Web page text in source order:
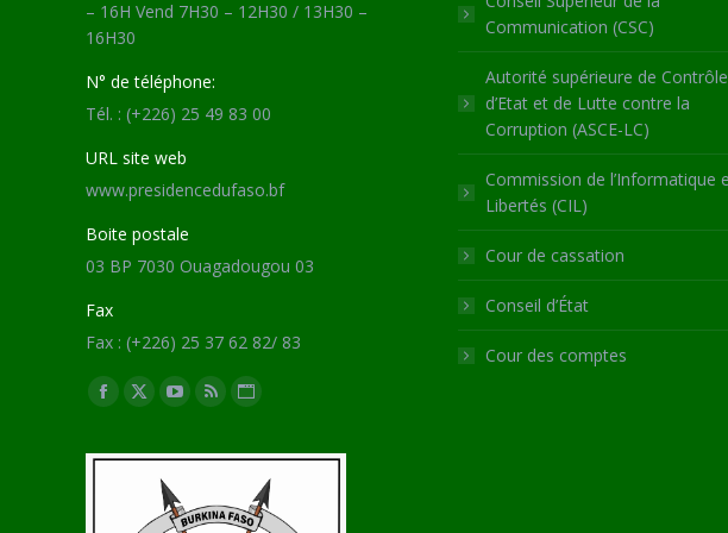
– 16H Vend 7H30 – 12H30 / 13H30 –
16H30
N° de téléphone:
Tél. : (+226) 25 49 83 00
URL site web
www.presidencedufaso.bf
Boite postale
03 BP 7030 Ouagadougou 03
Fax
Fax : (+226) 25 37 62 82/ 83
Trouvez nous sur :
Facebook
opens
X
opens
new
YouTube
opens
in
new
RSS
opens
new
Site
page
opens
in
Communication (CSC)
Autorité supérieure de Contrôle
d’Etat et de Lutte contre la
Corruption (ASCE-LC)
Commission de l’Informatique
Libertés (CIL)
Cour de cassation
Conseil d’État
Cour des comptes